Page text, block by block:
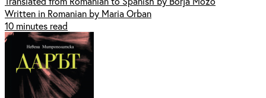
Written in Romanian by Maria Orban
10 minutes read